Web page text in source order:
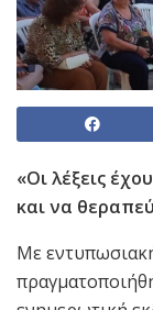
«Οι λέξεις
και να
Με